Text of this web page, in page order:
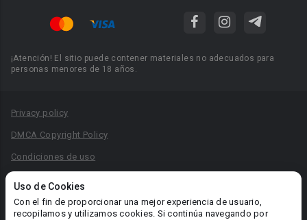
Uso de Cookies
Con el fin de proporcionar una mejor experiencia de usuario,
recopilamos y utilizamos cookies. Si continúa navegando por
¡Atención! El sitio puede contener materiales no adecuados para
personas menores de 18 años.
Privacy policy
DMCA Copyright Policy
Condiciones de uso
Reglas para la publicación de libros